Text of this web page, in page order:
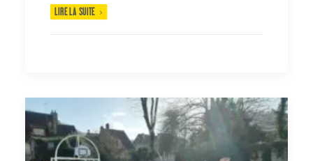
LIRE LA SUITE